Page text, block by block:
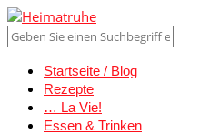
Startseite / Blog
Rezepte
… La Vie!
Essen & Trinken